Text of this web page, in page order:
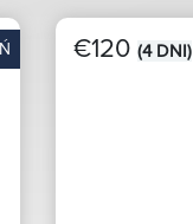
€120 (4 DNI)